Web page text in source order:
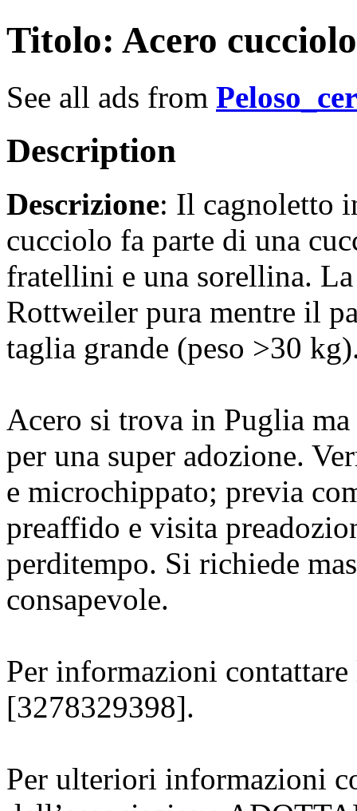
Titolo: Acero
See all ads from
Description
Descrizione: Il cagnoletto
cucciolo fa parte di una
fratellini e una sorellina.
Rottweiler pura mentre il
taglia grande (peso >30
Acero si trova in Puglia
per una super adozione.
e microchippato; previa
preaffido e visita
perditempo. Si richiede
consapevole.
Per informazioni
[3278329398].
Per ulteriori informazioni